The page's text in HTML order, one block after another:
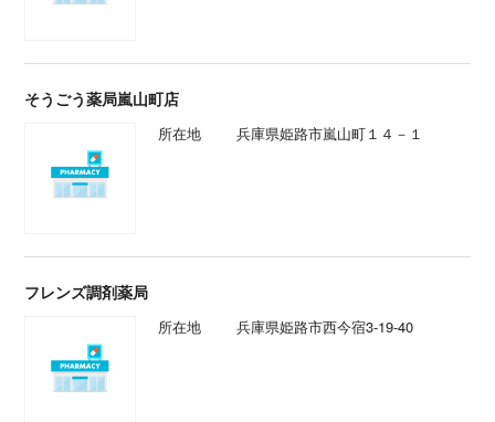
そうごう薬局嵐山町店
所在地 兵庫県姫路市嵐山町１４－１
フレンズ調剤薬局
所在地 兵庫県姫路市西今宿3-19-40